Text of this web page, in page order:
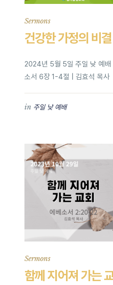
Sermons
건강한 가정의 비결
2024년 5월 5일 주일 낮 예배
소서 6장 1-4절 | 김효석 목사
in 주일 낮 예배
Sermons
함께 지어져 가는